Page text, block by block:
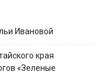
Ивановой
края
«Зеленые